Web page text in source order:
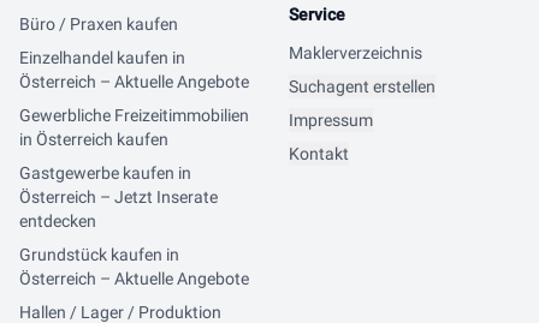
Büro / Praxen kaufen
Einzelhandel kaufen in
Österreich – Aktuelle Angebote
Gewerbliche Freizeitimmobilien
in Österreich kaufen
Gastgewerbe kaufen in
Österreich – Jetzt Inserate
entdecken
Grundstück kaufen in
Österreich – Aktuelle Angebote
Hallen / Lager / Produktion
Service
Maklerverzeichnis
Suchagent erstellen
Impressum
Kontakt